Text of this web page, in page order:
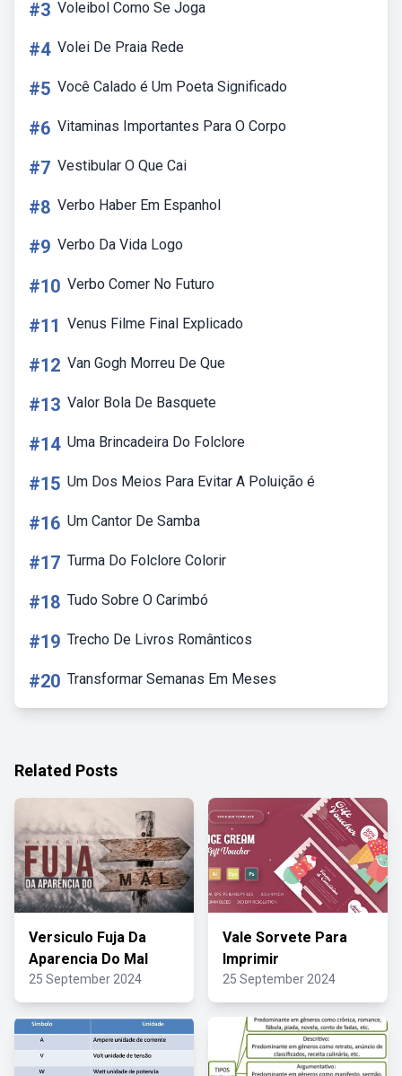
#3 Voleibol Como Se Joga
#4 Volei De Praia Rede
#5 Você Calado é Um Poeta Significado
#6 Vitaminas Importantes Para O Corpo
#7 Vestibular O Que Cai
#8 Verbo Haber Em Espanhol
#9 Verbo Da Vida Logo
#10 Verbo Comer No Futuro
#11 Venus Filme Final Explicado
#12 Van Gogh Morreu De Que
#13 Valor Bola De Basquete
#14 Uma Brincadeira Do Folclore
#15 Um Dos Meios Para Evitar A Poluição é
#16 Um Cantor De Samba
#17 Turma Do Folclore Colorir
#18 Tudo Sobre O Carimbó
#19 Trecho De Livros Românticos
#20 Transformar Semanas Em Meses
Related Posts
Versiculo Fuja Da
Aparencia Do Mal
25 September 2024
Vale Sorvete Para
Imprimir
25 September 2024